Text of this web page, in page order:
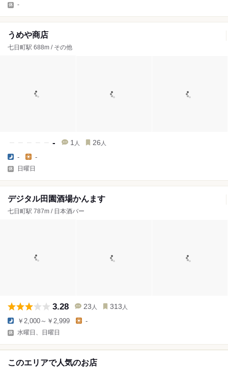
-
うめや商店
七日町駅 688m / その他
- 1 人 26 人
- -
日曜日
デジタル田園酒場かんます
七日町駅 787m / 日本酒バー
3.28 23 人 313 人
￥2,000～￥2,999 -
水曜日、日曜日
このエリアで人気のお店